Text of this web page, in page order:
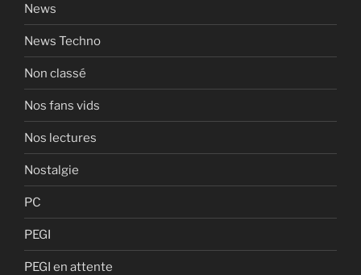
News
News Techno
Non classé
Nos fans vids
Nos lectures
Nostalgie
PC
PEGI
PEGI en attente